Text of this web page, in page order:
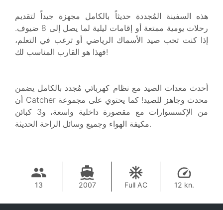
هذه السفينة المُجددة حديثاً بالكامل مجهزة جيداً لتقديم
رحلات يومية ممتعة أو إقامات ليلية لما يصل إلى 8 ضيوف.
إذا كنت تحب صيد الأسماك الرياضي أو ترغب في التعلم،
فهذا هو القارب المناسب لك!
أحدث معدات الصيد مع نظام كهربائي مُجدد بالكامل يضمن
أن Catcher محدث وجاهز للصيد! كما يحتوي على مجموعة
من الإكسسوارات مع مقصورة داخلية واسعة، و3 كبائن
مكيفة الهواء وجميع وسائل الراحة الحديثة.
13 2007 Full AC 12 kn.